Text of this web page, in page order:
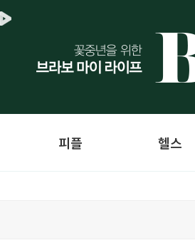
피플 헬스